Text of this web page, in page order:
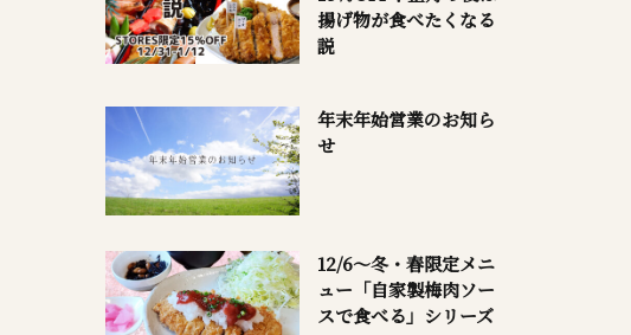
揚げ物が食べたくなる
説
年末年始営業のお知ら
せ
12/6～冬・春限定メニ
ュー「自家製梅肉ソー
スで食べる」シリーズ